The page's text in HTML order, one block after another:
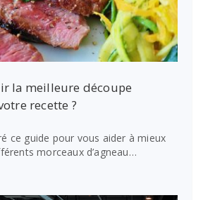
la meilleure découpe
recette ?
ce guide pour vous aider à mieux
morceaux d’agneau…